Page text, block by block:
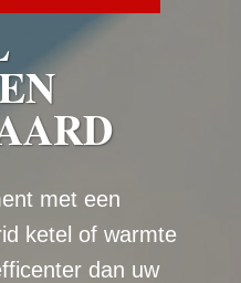
met een
ketel of warmte
dan uw